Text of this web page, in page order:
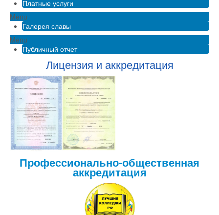
Платные услуги
Menu
Галерея славы
Menu
Публичный отчет
Лицензия и аккредитация
Профессионально-общественная
аккредитация